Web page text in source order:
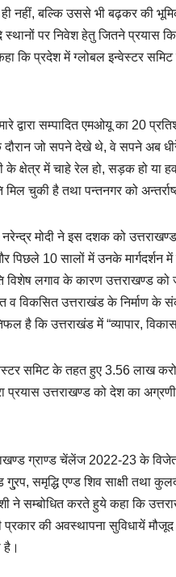
नहीं, बल्कि उससे भी बढ़कर की
स्थानों पर निवेश हेतु जितने
कि प्रदेश में ग्लोबल इन्वेस्टर
द्वारा सम्पादित एमओयू का 20
दौरान जो सपने देखे थे, वे सपने अब
के क्षेत्र में चाहे रेल हो, सड़क हो या
चुकी है तथा पन्तनगर को
नरेन्द्र मोदी ने इस दशक को
पिछले 10 सालों में उनके
विशेष लगाव के कारण उत्तराखण्ड को
व विकसित उत्तराखंड के निर्माण
है कि उत्तराखंड में “व्यापार,
समिट के तहत हुए 3.56 लाख
प्रयास उत्तराखण्ड को देश का
ग्राण्ड चेंलेंज 2022-23 के
समृद्धि एण्ड शिव साक्षी तथा
ने सम्बोधित करते हुये कहा कि
की अवस्थापना सुविधायें
है।